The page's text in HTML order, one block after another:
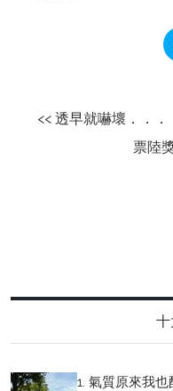
<< 透早就嚇壞．．．
票陸
1. 氣質原來我